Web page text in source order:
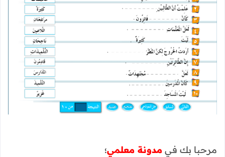
مرحبا بك في مدونة معلمي؛